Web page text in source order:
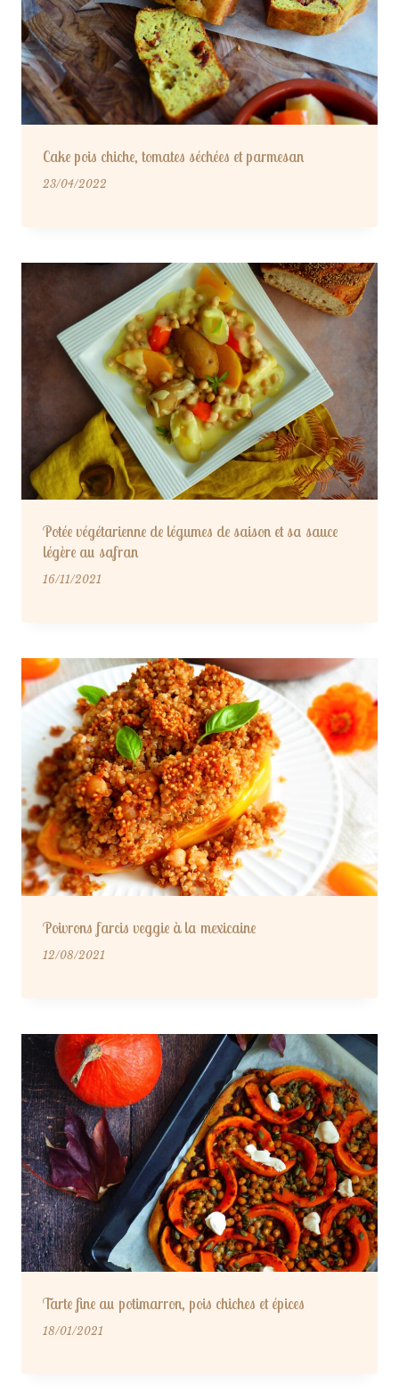
Cake pois chiche, tomates séchées et parmesan
23/04/2022
Potée végétarienne de légumes de saison et sa sauce
légère au safran
16/11/2021
Poivrons farcis veggie à la mexicaine
12/08/2021
Tarte fine au potimarron, pois chiches et épices
18/01/2021